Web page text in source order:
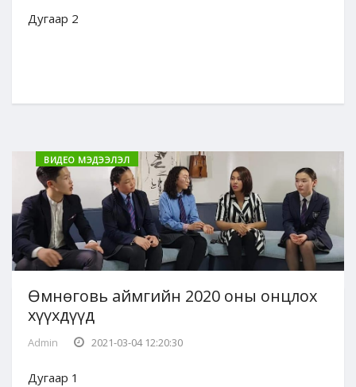
Дугаар 2
ВИДЕО МЭДЭЭЛЭЛ
Өмнөговь аймгийн 2020 оны онцлох
хүүхдүүд
Admin 2021-03-04 12:20:30
Дугаар 1